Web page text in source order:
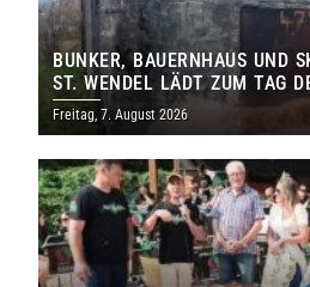
BUNKER, BAUERNHAUS UND
ST. WENDEL LÄDT ZUM TAG
DENKMALS EIN
Freitag, 7. August 2026